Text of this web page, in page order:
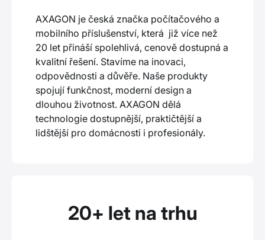
AXAGON je česká značka počítačového a
mobilního příslušenství, která již více než
20 let přináší spolehlivá, cenově dostupná a
kvalitní řešení. Stavíme na inovaci,
odpovědnosti a důvěře. Naše produkty
spojují funkčnost, moderní design a
dlouhou životnost. AXAGON dělá
technologie dostupnější, praktičtější a
lidštější pro domácnosti i profesionály.
20+ let na trhu